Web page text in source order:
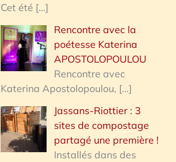
Cet été […]
Rencontre avec la
poétesse Katerina
APOSTOLOPOULOU
Rencontre avec
Katerina Apostolopoulou, […]
Jassans-Riottier : 3
sites de compostage
partagé une première !
Installés dans des